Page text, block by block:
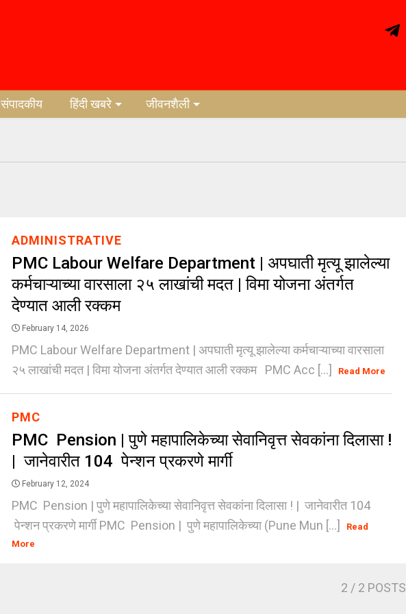
संपादकीय हिंदी खबरे जीवनशैली
ADMINISTRATIVE
PMC Labour Welfare Department | अपघाती मृत्यू झालेल्या
कर्मचाऱ्याच्या वारसाला २५ लाखांची मदत | विमा योजना अंतर्गत
देण्यात आली रक्कम
February 14, 2026
PMC Labour Welfare Department | अपघाती मृत्यू झालेल्या कर्मचाऱ्याच्या वारसाला
२५ लाखांची मदत | विमा योजना अंतर्गत देण्यात आली रक्कम PMC Acc [...]
Read More
PMC
PMC Pension | पुणे महापालिकेच्या सेवानिवृत्त सेवकांना दिलासा !
| जानेवारीत 104 पेन्शन प्रकरणे मार्गी
February 12, 2024
PMC Pension | पुणे महापालिकेच्या सेवानिवृत्त सेवकांना दिलासा ! | जानेवारीत 104
पेन्शन प्रकरणे मार्गी PMC Pension | पुणे महापालिकेच्या (Pune Mun [...]
Read
More
2 / 2 POSTS